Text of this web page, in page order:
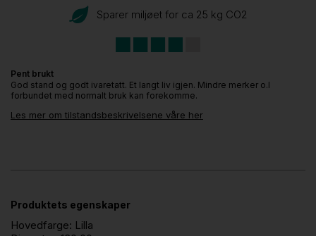
Sparer miljøet for ca 25 kg CO2
Pent brukt
God stand og godt ivaretatt. Et langt liv igjen. Mindre merker o.l
forbundet med normalt bruk kan forekomme.
Les mer om tilstandsbeskrivelsene våre her
Produktets egenskaper
Hovedfarge: Lilla